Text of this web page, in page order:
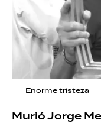
Enorme tristeza
Murió Jorge